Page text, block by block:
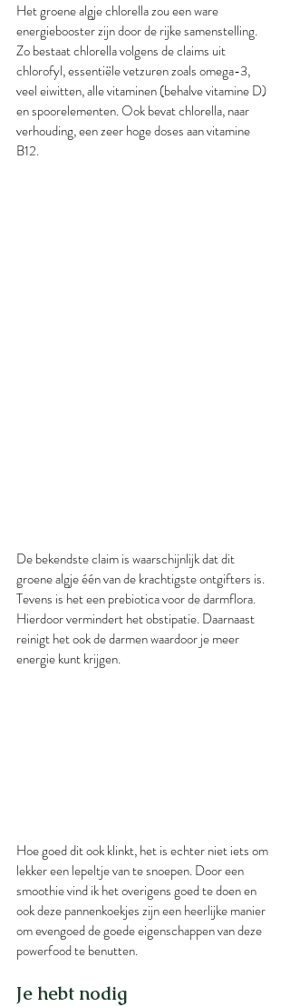
Het groene algje chlorella zou een ware
energiebooster zijn door de rijke samenstelling.
Zo bestaat chlorella volgens de claims uit
chlorofyl, essentiële vetzuren zoals omega-3,
veel eiwitten, alle vitaminen (behalve vitamine D)
en spoorelementen. Ook bevat chlorella, naar
verhouding, een zeer hoge doses aan vitamine
B12.
De bekendste claim is waarschijnlijk dat dit
groene algje één van de krachtigste ontgifters is.
Tevens is het een prebiotica voor de darmflora.
Hierdoor vermindert het obstipatie. Daarnaast
reinigt het ook de darmen waardoor je meer
energie kunt krijgen.
Hoe goed dit ook klinkt, het is echter niet iets om
lekker een lepeltje van te snoepen. Door een
smoothie vind ik het overigens goed te doen en
ook deze pannenkoekjes zijn een heerlijke manier
om evengoed de goede eigenschappen van deze
powerfood te benutten.
Je hebt nodig